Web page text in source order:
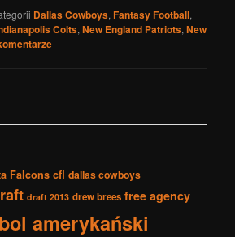
Dallas Cowboys,Fantasy Football,
Colts,New England Patriots,New
Falcons cfl dallas cowboys
draft 2013 drew brees free agency
amerykański